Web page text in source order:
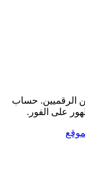
الرقميين. حساب
على الفور.